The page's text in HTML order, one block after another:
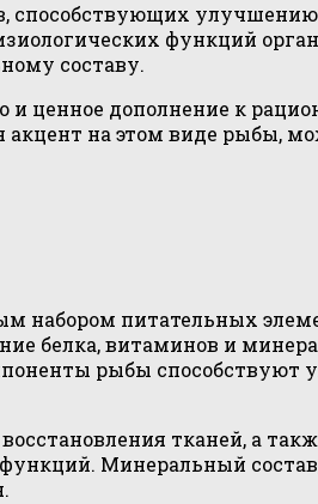
способствующих
функций
составу.
ценное дополнение к
на этом виде рыбы,
набором питательных
белка, витаминов и
рыбы способствуют
тканей, а
Минеральный